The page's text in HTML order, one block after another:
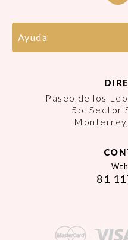
Ayuda
Paseo de los
5o. Sector
81